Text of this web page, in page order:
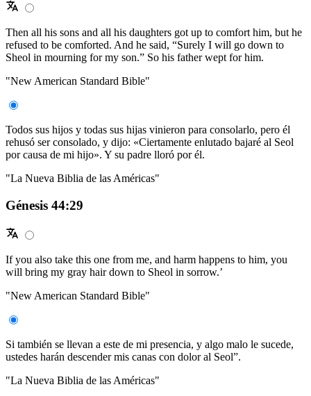
Then all his sons and all his daughters got up to comfort him, but he
refused to be comforted. And he said, “Surely I will go down to
Sheol in mourning for my son.” So his father wept for him.
"New American Standard Bible"
Todos sus hijos y todas sus hijas vinieron para consolarlo, pero él
rehusó ser consolado, y dijo: «Ciertamente enlutado bajaré al Seol
por causa de mi hijo». Y su padre lloró por él.
"La Nueva Biblia de las Américas"
Génesis 44:29
If you also take this one from me, and harm happens to him, you
will bring my gray hair down to Sheol in sorrow.’
"New American Standard Bible"
Si también se llevan a este de mi presencia, y algo malo le sucede,
ustedes harán descender mis canas con dolor al Seol”.
"La Nueva Biblia de las Américas"